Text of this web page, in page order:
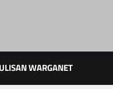
WARGANET